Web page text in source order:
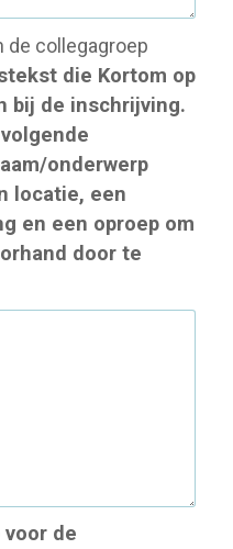
de collegagroep
die Kortom op
bij de inschrijving.
onderwerp
locatie, een
en een oproep om
door te
voor de